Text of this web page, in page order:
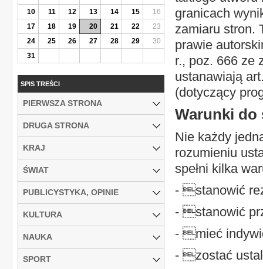
granicach
zamiaru stron.
prawie
r., poz. 666 ze
ustanawiają
(dotyczący
Warunki do
Nie każdy
rozumieniu
spełni kilka
- stanowić
- stanowić
- mieć
- zostać
10
11 12 13 14 15
16
17
18 19 20 21 22
23
24
25 26 27 28 29
30
31
SPIS TREŚCI
PIERWSZA STRONA
DRUGA STRONA
KRAJ
ŚWIAT
PUBLICYSTYKA, OPINIE
KULTURA
NAUKA
SPORT